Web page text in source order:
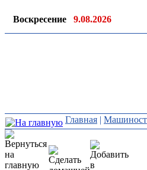
Воскресение 9.08.2026
Главная |